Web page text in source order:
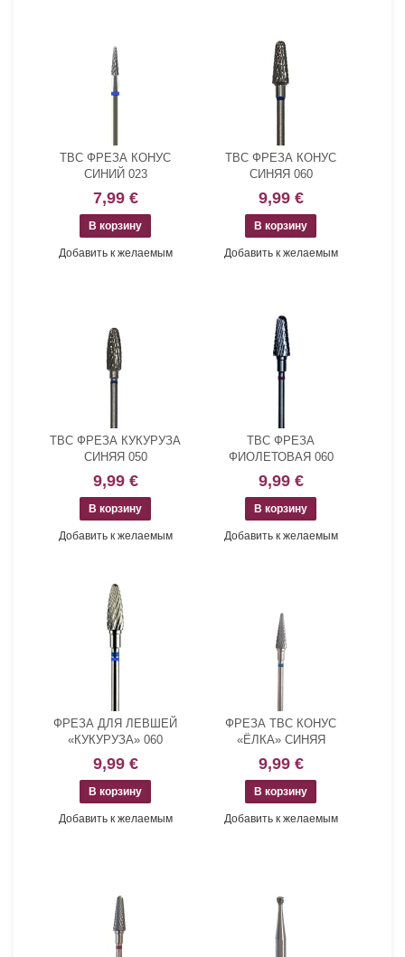
ТВС ФРЕЗА КОНУС
СИНИЙ 023
7,99 €
Добавить к желаемым
ТВС ФРЕЗА КОНУС
СИНЯЯ 060
9,99 €
Добавить к желаемым
ТВС ФРЕЗА КУКУРУЗА
СИНЯЯ 050
9,99 €
Добавить к желаемым
ТВС ФРЕЗА
ФИОЛЕТОВАЯ 060
9,99 €
Добавить к желаемым
ФРЕЗА ДЛЯ ЛЕВШЕЙ
«КУКУРУЗА» 060
9,99 €
Добавить к желаемым
ФРЕЗА ТВС КОНУС
«ЁЛКА» СИНЯЯ
9,99 €
Добавить к желаемым